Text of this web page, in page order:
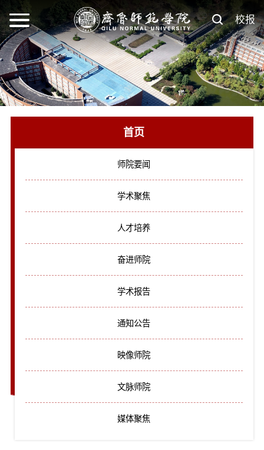
校报
首页
师院要闻
学术聚焦
人才培养
奋进师院
学术报告
通知公告
映像师院
文脉师院
媒体聚焦